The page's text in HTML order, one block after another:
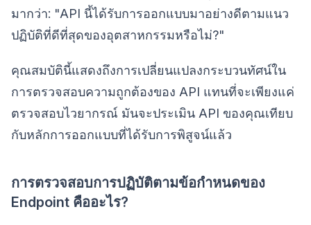
มากว่า: "API นี้ได้รับการออกแบบมาอย่างดีตามแนว
ปฏิบัติที่ดีที่สุดของอุตสาหกรรมหรือไม่?"
คุณสมบัตินี้แสดงถึงการเปลี่ยนแปลงกระบวนทัศน์ใน
การตรวจสอบความถูกต้องของ API แทนที่จะเพียงแค่
ตรวจสอบไวยากรณ์ มันจะประเมิน API ของคุณเทียบ
กับหลักการออกแบบที่ได้รับการพิสูจน์แล้ว
การตรวจสอบการปฏิบัติตามข้อกำหนดของ
Endpoint คืออะไร?